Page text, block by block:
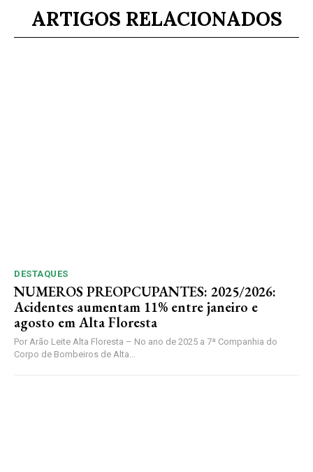
ARTIGOS RELACIONADOS
DESTAQUES
NUMEROS PREOPCUPANTES: 2025/2026:
Acidentes aumentam 11% entre janeiro e
agosto em Alta Floresta
Por Arão Leite Alta Floresta – No ano de 2025 a 7ª Companhia do
Corpo de Bombeiros de Alta...